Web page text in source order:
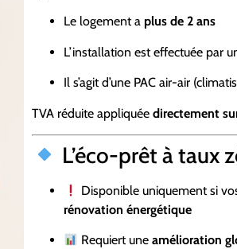
Le logement a plus de 2 ans
L’installation est effectuée par
Il s’agit d’une PAC air-air
TVA réduite appliquée directement
L’éco-prêt à taux
Disponible uniquement si
rénovation énergétique
Requiert uneamélioration